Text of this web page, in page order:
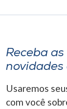
Receba as
novidades
Usaremos
com você